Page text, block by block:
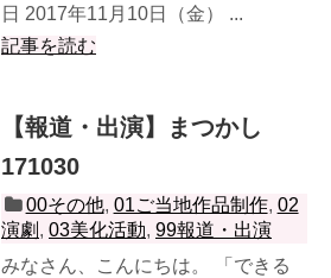
日 2017年11月10日（金） ...
記事を読む
【報道・出演】まつかし
171030
00その他, 01ご当地作品制作, 02
演劇 , 03美化活動, 99報道・出演
みなさん、こんにちは。 「できる